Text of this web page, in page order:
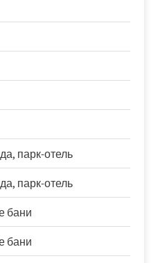
парк-отель
парк-отель
бани
бани